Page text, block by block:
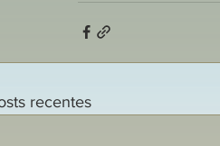
recentes